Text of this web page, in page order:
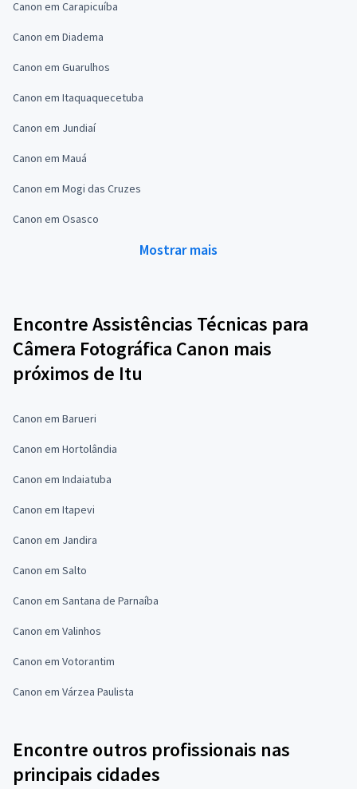
Canon em Carapicuíba
Canon em Diadema
Canon em Guarulhos
Canon em Itaquaquecetuba
Canon em Jundiaí
Canon em Mauá
Canon em Mogi das Cruzes
Canon em Osasco
Mostrar mais
Encontre Assistências Técnicas para
Câmera Fotográfica Canon mais
próximos de Itu
Canon em Barueri
Canon em Hortolândia
Canon em Indaiatuba
Canon em Itapevi
Canon em Jandira
Canon em Salto
Canon em Santana de Parnaíba
Canon em Valinhos
Canon em Votorantim
Canon em Várzea Paulista
Encontre outros profissionais nas
principais cidades